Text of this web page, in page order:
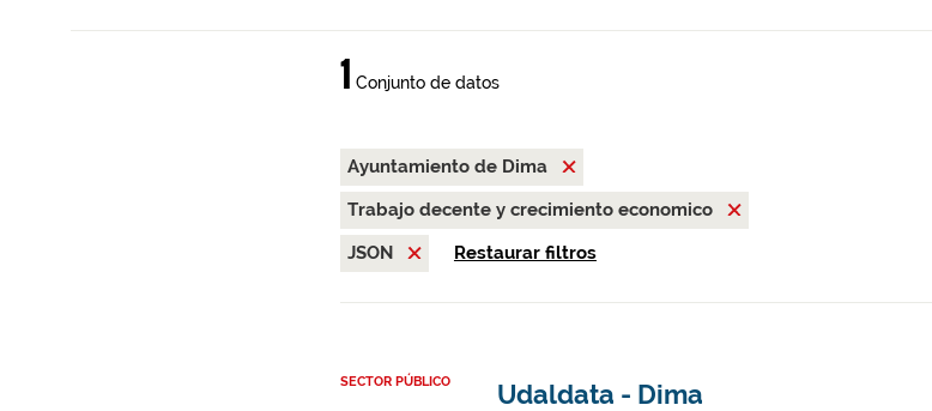
1 Conjunto de datos
Ayuntamiento de Dima
Trabajo decente y crecimiento economico
JSON
Restaurar filtros
SECTOR PÚBLICO Udaldata - Dima